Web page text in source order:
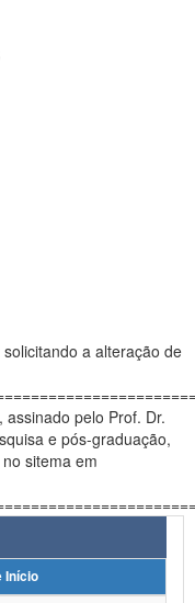
a alteração de
pelo Prof. Dr.
sitema em
Início